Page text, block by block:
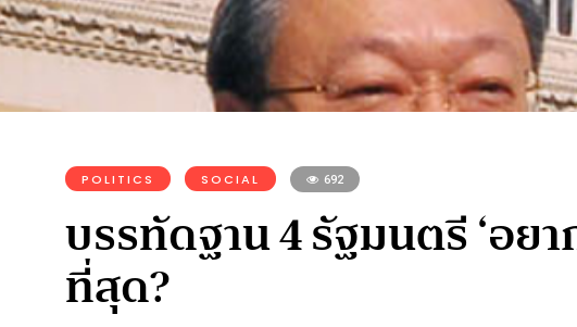
POLITICS SOCIAL 692
บรรทัดฐาน 4 รัฐมนตรี ‘อย
ที่สุด?